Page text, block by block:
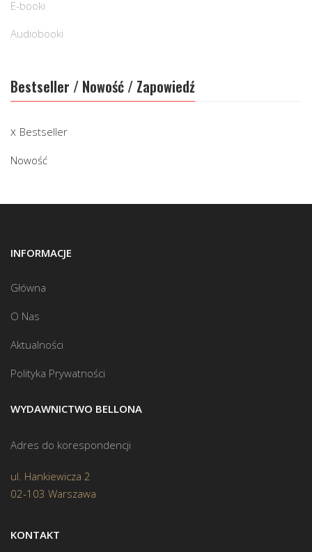
E-booki
Audiobooki
Bestseller / Nowość / Zapowiedź
Bestseller
Nowość
INFORMACJE
Główna
O Nas
Aktualności
Polityka Prywatności
WYDAWNICTWO BELLONA
Adres do korespondencji
ul. Hankiewicza 2
02-103 Warszawa
KONTAKT